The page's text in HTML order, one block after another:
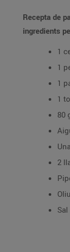
Recepta de
ingredients
1
1
1
1
80
2
Sal